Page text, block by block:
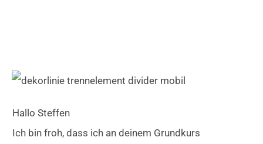
Hallo Steffen
Ich bin froh, dass ich an deinem Grundkurs